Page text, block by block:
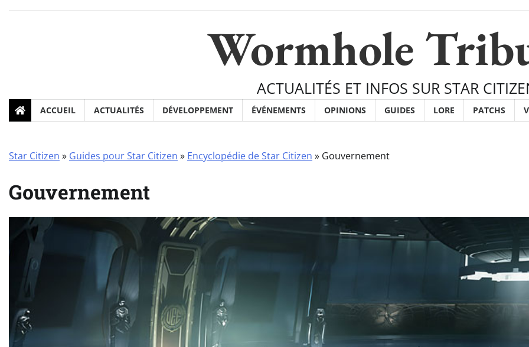
Wormhole
ACTUALITÉS ET INFOS SUR STAR
ACCUEIL ACTUALITÉS DÉVELOPPEMENT ÉVÉNEMENTS OPINIONS GUIDES LORE PATCHS
Star Citizen » Guides pour Star Citizen » Encyclopédie de Star Citizen » Gouvernement
Gouvernement
Actualités